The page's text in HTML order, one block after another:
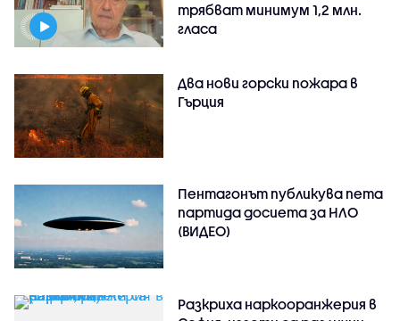
трябват минимум 1,2 млн.
гласа
Два нови горски пожара в
Гърция
Пентагонът публикува пета
партида досиета за НЛО
(ВИДЕО)
Разкриха наркооранжерия в